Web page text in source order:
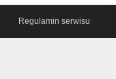
Regulamin serwisu